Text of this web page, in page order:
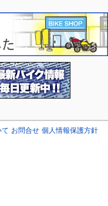
お問合せ 個人情報保護方針